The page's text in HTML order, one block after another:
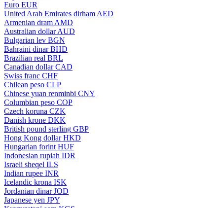
Euro EUR
United Arab Emirates dirham AED
Armenian dram AMD
Australian dollar AUD
Bulgarian lev BGN
Bahraini dinar BHD
Brazilian real BRL
Canadian dollar CAD
Swiss franc CHF
Chilean peso CLP
Chinese yuan renminbi CNY
Columbian peso COP
Czech koruna CZK
Danish krone DKK
British pound sterling GBP
Hong Kong dollar HKD
Hungarian forint HUF
Indonesian rupiah IDR
Israeli sheqel ILS
Indian rupee INR
Icelandic krona ISK
Jordanian dinar JOD
Japanese yen JPY